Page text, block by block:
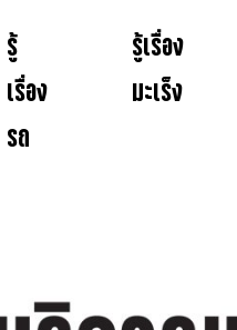
รู้
เรื่อง
รถ
รู้เรื่อง
มะเร็ง